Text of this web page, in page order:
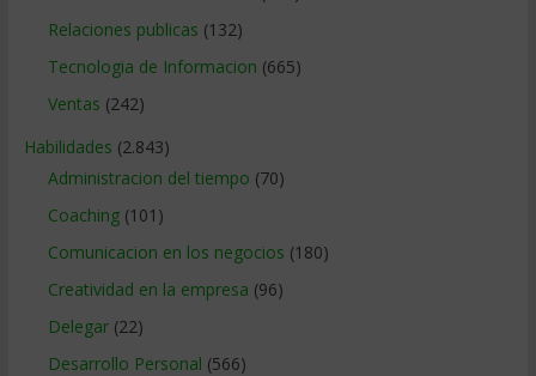
Relaciones publicas (132)
Tecnologia de Informacion (665)
Ventas (242)
Habilidades (2.843)
Administracion del tiempo (70)
Coaching(101)
Comunicacion en los negocios (180)
Creatividad en la empresa (96)
Delegar(22)
Desarrollo Personal (566)